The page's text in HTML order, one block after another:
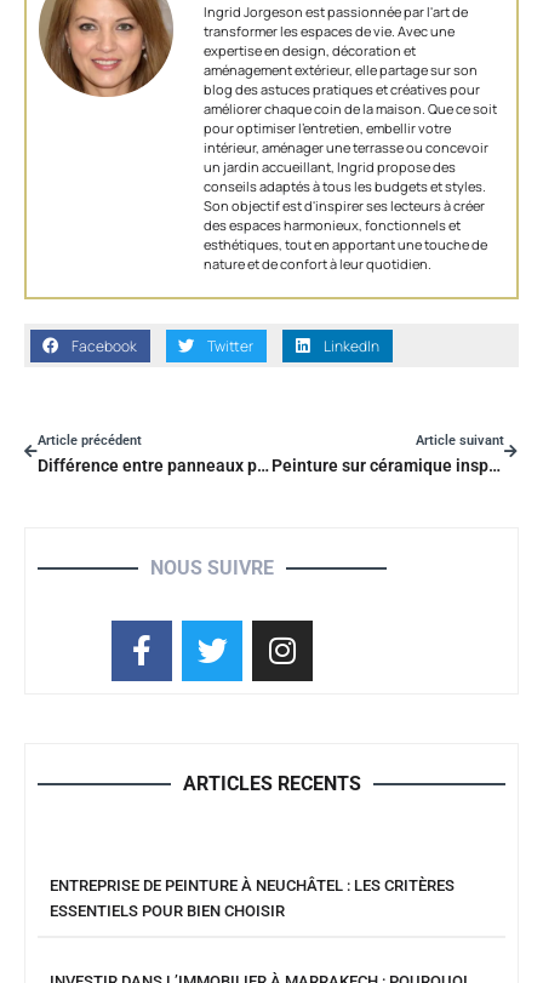
Ingrid Jorgeson est passionnée par l'art de
transformer les espaces de vie. Avec une
expertise en design, décoration et
aménagement extérieur, elle partage sur son
blog des astuces pratiques et créatives pour
améliorer chaque coin de la maison. Que ce soit
pour optimiser l’entretien, embellir votre
intérieur, aménager une terrasse ou concevoir
un jardin accueillant, Ingrid propose des
conseils adaptés à tous les budgets et styles.
Son objectif est d'inspirer ses lecteurs à créer
des espaces harmonieux, fonctionnels et
esthétiques, tout en apportant une touche de
nature et de confort à leur quotidien.
Facebook Twitter LinkedIn
Article précédent
Différence entre panneaux photovoltaïques et panneaux solaires : les critères pour bien choisir
Article suivant
Peinture sur céramique inspiration : les 9 idées tendance pour personnaliser vos objets
NOUS SUIVRE
ARTICLES RECENTS
ENTREPRISE DE PEINTURE À NEUCHÂTEL : LES CRITÈRES
ESSENTIELS POUR BIEN CHOISIR